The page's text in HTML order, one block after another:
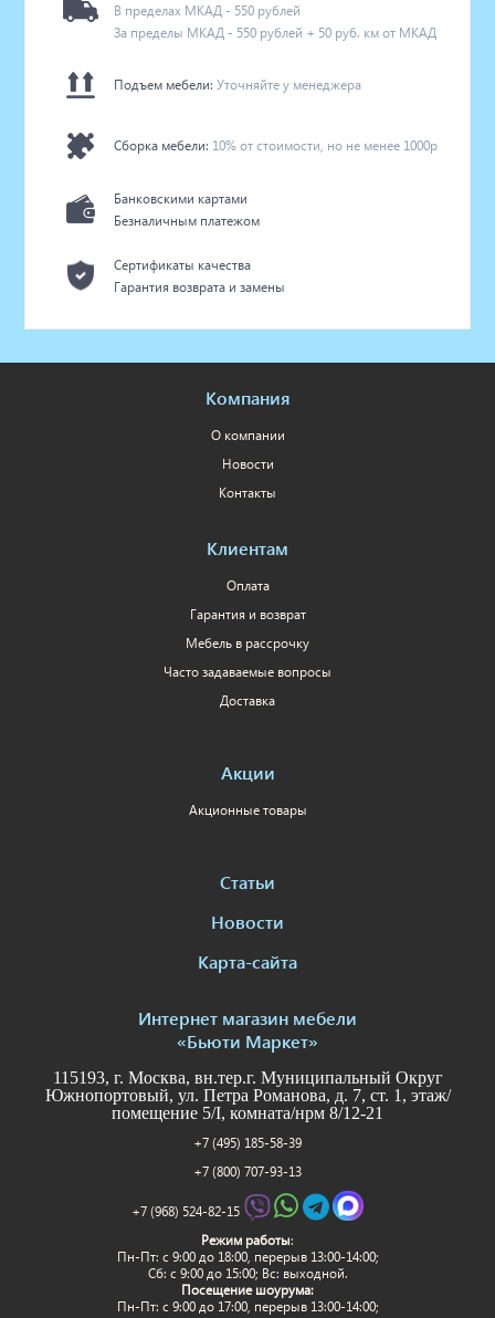
В пределах МКАД - 550 рублей
За пределы МКАД - 550 рублей + 50 руб. км от МКАД
Подъем мебели:Уточняйте у менеджера
Сборка мебели: 10% от стоимости, но не менее 1000р
Банковскими картами
Безналичным платежом
Сертификаты качества
Гарантия возврата и замены
Компания
О компании
Новости
Контакты
Клиентам
Оплата
Гарантия и возврат
Мебель в рассрочку
Часто задаваемые вопросы
Доставка
Акции
Акционные товары
Статьи
Новости
Карта-сайта
Интернет магазин мебели
«Бьюти Маркет»
115193, г. Москва, вн.тер.г. Муниципальный Округ
Южнопортовый, ул. Петра Романова, д. 7, ст. 1, этаж/
помещение 5/I, комната/нрм 8/12-21
+7 (495) 185-58-39
+7 (800) 707-93-13
+7 (968) 524-82-15
Режим работы:
Пн-Пт: c 9:00 до 18:00, перерыв 13:00-14:00;
Сб: с 9:00 до 15:00; Вс: выходной.
Посещение шоурума:
Пн-Пт: c 9:00 до 17:00, перерыв 13:00-14:00;